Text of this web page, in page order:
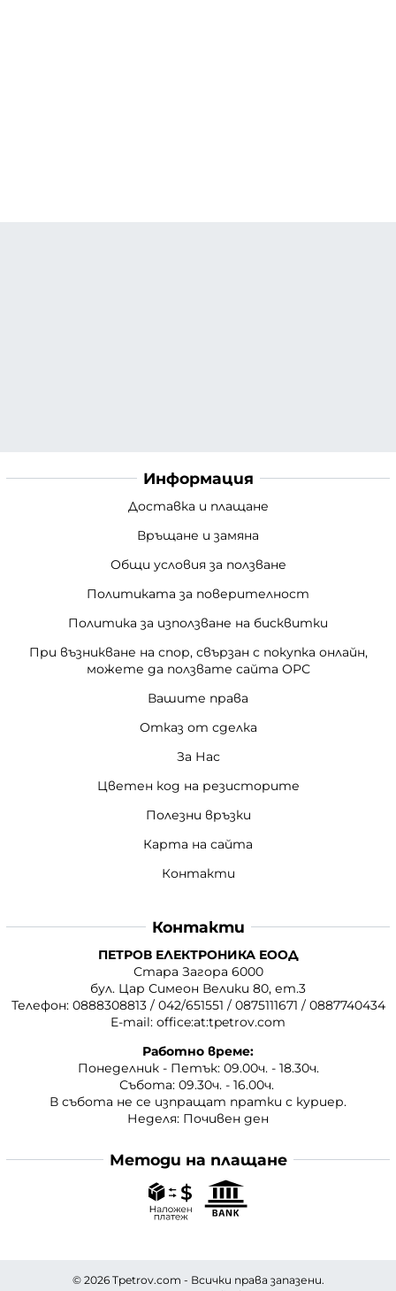
Информация
Доставка и плащане
Връщане и замяна
Общи условия за ползване
Политиката за поверителност
Политика за използване на бисквитки
При възникване на спор, свързан с покупка онлайн,
можете да ползвате сайта ОРС
Вашите права
Отказ от сделка
За Нас
Цветен код на резисторите
Полезни връзки
Карта на сайта
Контакти
Контакти
ПЕТРОВ ЕЛЕКТРОНИКА ЕООД
Стара Загора 6000
бул. Цар Симеон Велики 80, ет.3
Телефон: 0888308813/ 042/651551 / 0875111671 / 0887740434
E-mail: office:at:tpetrov.com
Работно време:
Понеделник - Петък: 09.00ч. - 18.30ч.
Събота: 09.30ч. - 16.00ч.
В събота не се изпращат пратки с куриер.
Неделя: Почивен ден
Методи на плащане
© 2026 Tpetrov.com - Всички права запазени.